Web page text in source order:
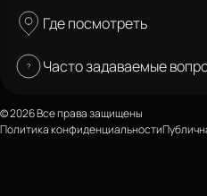
Где посмотреть
Часто задаваемые
© 2026 Все права защищены
Политика конфиденциальности